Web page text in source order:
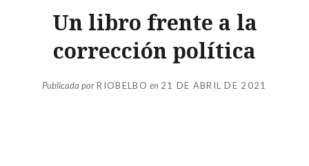
Un libro frente a la
corrección política
Publicada porRIOBELBO en 21 DE ABRIL DE 2021